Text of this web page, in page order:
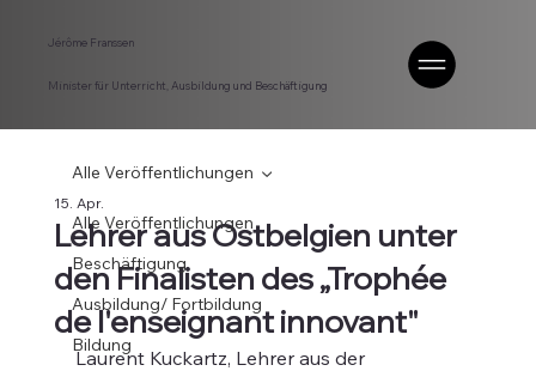
Minister für Unterricht, Ausbildung und Beschäftigung
Jérôme Franssen
Alle Veröffentlichungen
Beschäftigung
Ausbildung/ Fortbildung
Bildung
Alle Veröffentlichungen
Lehrer aus Ostbelgien unter
den Finalisten des „Trophée
de l'enseignant innovant"
15. Apr.
Laurent Kuckartz, Lehrer aus der